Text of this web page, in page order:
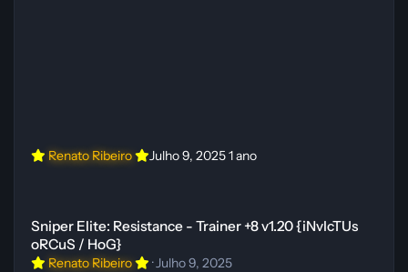
Renato Ribeiro Julho 9, 20251 ano
Sniper Elite: Resistance - Trainer +8 v1.20 {iNvIcTUs
oRCuS / HoG}
Renato Ribeiro ·Julho 9, 2025